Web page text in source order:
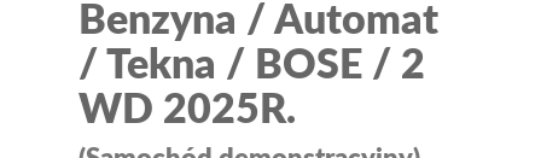
Benzyna / Automat
/ Tekna / BOSE / 2
WD 2025R.